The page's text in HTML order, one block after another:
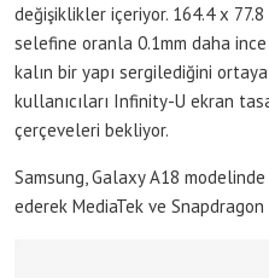
değişiklikler içeriyor. 164.4 x
selefine oranla 0.1mm daha
kalın bir yapı sergilediğini
kullanıcıları Infinity-U ekran
çerçeveleri bekliyor.
Samsung, Galaxy A18
ederek MediaTek ve